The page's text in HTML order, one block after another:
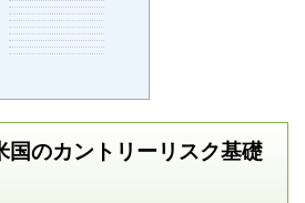
国のカントリーリスク基礎